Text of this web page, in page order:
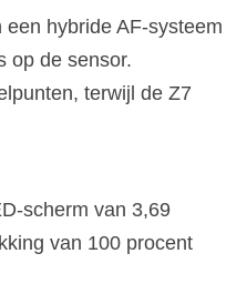
hybride AF-systeem
op de sensor.
terwijl de Z7
scherm van 3,69
van 100 procent